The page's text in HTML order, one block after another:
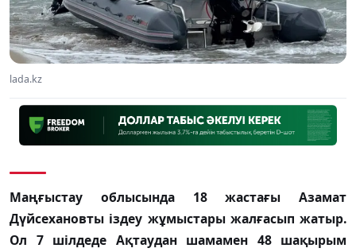
lada.kz
Маңғыстау облысында 18 жастағы Азамат
Дүйсехановты іздеу жұмыстары жалғасып жатыр.
Ол 7 шілдеде Ақтаудан шамамен 48 шақырым